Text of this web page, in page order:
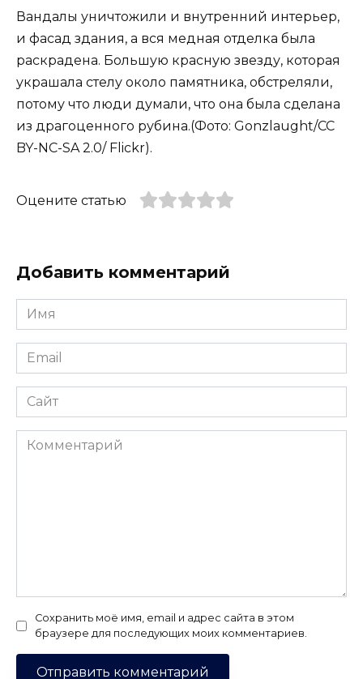
Вандалы уничтожили и внутренний интерьер,
и фасад здания, а вся медная отделка была
раскрадена. Большую красную звезду, которая
украшала стелу около памятника, обстреляли,
потому что люди думали, что она была сделана
из драгоценного рубина.(Фото: Gonzlaught/CC
BY-NC-SA 2.0/ Flickr).
Оцените статью
Добавить комментарий
Имя
*
Email
*
Сайт
Комментарий
Сохранить моё имя, email и адрес сайта в этом
браузере для последующих моих комментариев.